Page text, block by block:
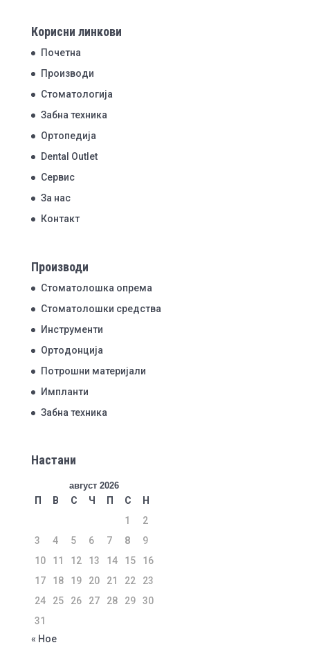
Корисни линкови
Почетна
Производи
Стоматологија
Забна техника
Ортопедија
Dental Outlet
Сервис
За нас
Контакт
Производи
Стоматолошка опрема
Стоматолошки средства
Инструменти
Ортодонција
Потрошни материјали
Импланти
Забна техника
Настани
август 2026
П В С Ч П С
Н
1
2
3
4 5 6 7 8
9
10
11 12 13 14 15
16
17
18 19 20 21 22
23
24
25 26 27 28 29
30
31
« Ное